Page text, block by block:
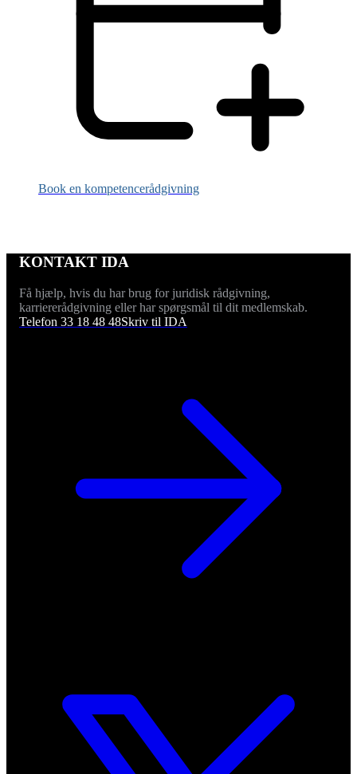
Book en kompetencerådgivning
KONTAKT IDA
Få hjælp, hvis du har brug for juridisk rådgivning,
karriererådgivning eller har spørgsmål til dit medlemskab.
Telefon 33 18 48 48Skriv til IDA